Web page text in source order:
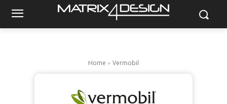
Home Vermobil